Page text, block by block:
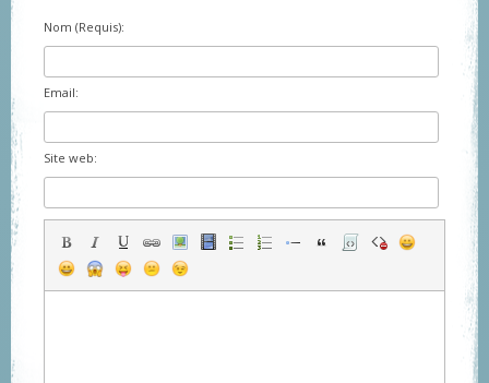
Nom (Requis):
Email:
Site web: